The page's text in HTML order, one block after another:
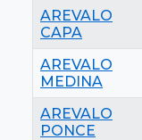
AREVALO
CAPA
AREVALO
MEDINA
AREVALO
PONCE